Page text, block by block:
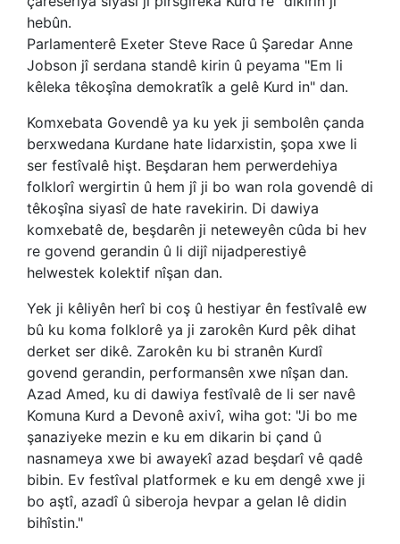
hebûn.
Parlamenterê Exeter Steve Race û Şaredar Anne
Jobson jî serdana standê kirin û peyama "Em li
kêleka têkoşîna demokratîk a gelê Kurd in" dan.
Komxebata Govendê ya ku yek ji sembolên çanda
berxwedana Kurdane hate lidarxistin, şopa xwe li
ser festîvalê hişt. Beşdaran hem perwerdehiya
folklorî wergirtin û hem jî ji bo wan rola govendê di
têkoşîna siyasî de hate ravekirin. Di dawiya
komxebatê de, beşdarên ji neteweyên cûda bi hev
re govend gerandin û li dijî nijadperestiyê
helwestek kolektif nîşan dan.
Yek ji kêliyên herî bi coş û hestiyar ên festîvalê ew
bû ku koma folklorê ya ji zarokên Kurd pêk dihat
derket ser dikê. Zarokên ku bi stranên Kurdî
govend gerandin, performansên xwe nîşan dan.
Azad Amed, ku di dawiya festîvalê de li ser navê
Komuna Kurd a Devonê axivî, wiha got: "Ji bo me
şanaziyeke mezin e ku em dikarin bi çand û
nasnameya xwe bi awayekî azad beşdarî vê qadê
bibin. Ev festîval platformek e ku em dengê xwe ji
bo aştî, azadî û siberoja hevpar a gelan lê didin
bihîstin."